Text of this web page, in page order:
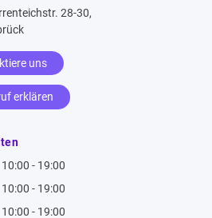
28-30,
uns
erklären
10:00 - 19:00
10:00 - 19:00
10:00 - 19:00